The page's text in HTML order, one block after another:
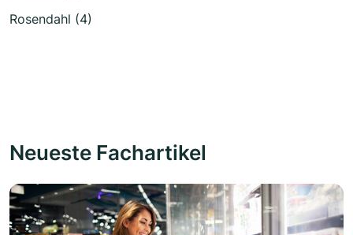
Rosendahl (4)
Neueste Fachartikel